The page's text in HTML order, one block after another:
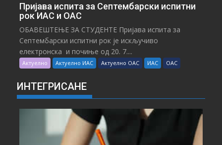
Пријава испита за Септембарски испитни
рок ИАС и ОАС
ОБАВЕШТЕЊЕ ЗА СТУДЕНТЕ Пријава испита за
Септембарски испитни рок је искључиво
електронска и почиње од 20. 7....
Актуелно Актуелно ИАС Актуелно ОАС ИАС ОАС
ИНТЕГРИСАНЕ